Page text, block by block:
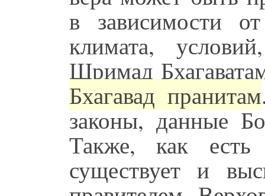
в зависимости
климата,
Шримад
Бхагавад пранитам
законы, данные
Также, как есть
существует и